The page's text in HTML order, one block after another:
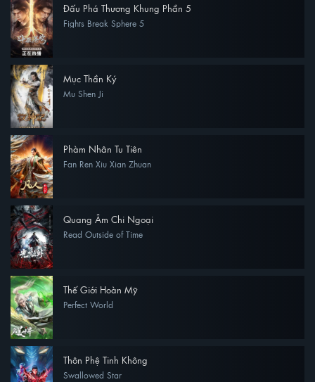
Đấu Phá Thương Khung Phần 5
Fights Break Sphere 5
Mục Thần Ký
Mu Shen Ji
Phàm Nhân Tu Tiên
Fan Ren Xiu Xian Zhuan
Quang Âm Chi Ngoại
Read Outside of Time
Thế Giới Hoàn Mỹ
Perfect World
Thôn Phệ Tinh Không
Swallowed Star